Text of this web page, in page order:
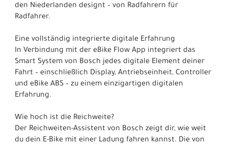
den Niederlanden designt – von Radfahrern für
Radfahrer.
Eine vollständig integrierte digitale Erfahrung
In Verbindung mit der eBike Flow App integriert das
Smart System von Bosch jedes digitale Element deiner
Fahrt – einschließlich Display, Antriebseinheit, Controller
und eBike ABS – zu einem einzigartigen digitalen
Erfahrung.
Wie hoch ist die Reichweite?
Der Reichweiten-Assistent von Bosch zeigt dir, wie weit
du dein E-Bike mit einer Ladung fahren kannst. Die von